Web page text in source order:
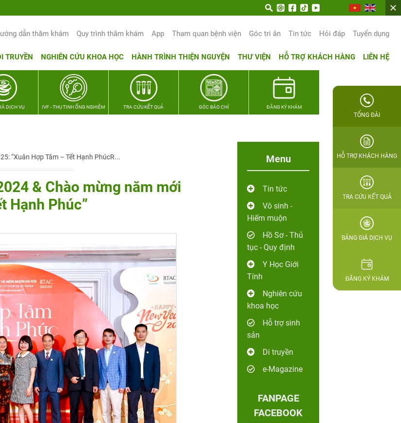
dẫn thăm khám Quy trình thăm khám App Tham quan bệnh viện Góc tri ân Tin tức Hỏi đáp Tuyển dụng
TRUYỀN NGHIÊN CỨU KHOA HỌC HÀNH TRÌNH THIỆN NGUYỆN THƯ VIỆN HỖ TRỢ KHÁCH HÀNG LIÊN HỆ
DỊCH VỤ IVF - THỤ TINH ỐNG NGHIỆM TRA CỨU KẾT QUẢ GÓC BÁO CHÍ ĐĂNG KÝ KHÁM
“Xuân Hợp Tâm – Tết Hạnh PhúcR...
& Chào mừng năm mới
Hạnh Phúc”
Menu
Tin tức
Vô sinh -
Hiếm muộn
Hồ Sơ - Thủ
tục - Quy định
Y Học Giới
Tính
Nghiên cứu
khoa học
Hỗ trợ sinh
sản
Di truyền
e-Magazine
FANPAGE
FACEBOOK
TỔNG ĐÀI
HỖ TRỢ KHÁCH HÀNG
TRA CỨU KẾT QUẢ
BẢNG GIÁ DỊCH VỤ
ĐĂNG KÝ KHÁM